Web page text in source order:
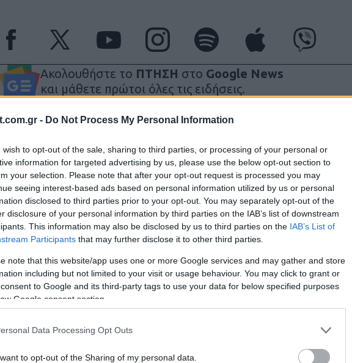
- Do Not Process My Personal Information
wish to opt-out of the sale, sharing to third parties, or processing of your personal or
information for targeted advertising by us, please use the below opt-out section to
your selection. Please note that after your opt-out request is processed you may
seeing interest-based ads based on personal information utilized by us or personal
disclosed to third parties prior to your opt-out. You may separately opt-out of the
disclosure of your personal information by third parties on the IAB’s list of downstream
This information may also be disclosed by us to third parties on the IAB’s List of
Participants that may further disclose it to other third parties.
note that this website/app uses one or more Google services and may gather and store
including but not limited to your visit or usage behaviour. You may click to grant or
to Google and its third-party tags to use your data for below specified purposes
Google consent section.
Data Processing Opt Outs
to opt-out of the Sharing of my personal data.
Ακολουθήστε το ΠΤΗΣΗ στο Google News
και μάθετε πρώτοι όλες τις ειδήσεις.
κι όχι απαραίτητα τον ιστότοπο. Απαγορεύεται η αναδημοσίευση χωρίς γραπτή
το δικαίωμα ελέγχου των σχολίων, τα οποία εκφράζουν μόνο το
συγγραφέα τους.